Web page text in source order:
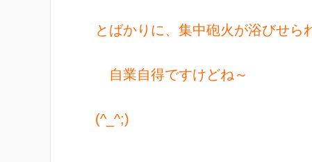
とばかりに、集中砲火が浴びせら
自業自得ですけどね～
(^_^;)